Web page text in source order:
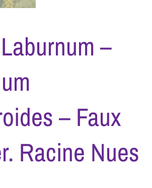
–
– Faux
Racine Nues